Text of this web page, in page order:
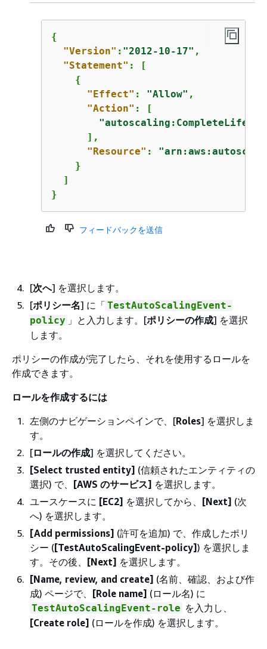
{
"Version" : "2012-10-17" ,
"Statement" : [
{
"Effect" : "Allow" ,
"Action" : [
      ],
"Resource" :
    }
  ]
}
フィードバックを送信
[次へ] を選択します。
[ポリシー名] に「 TestAutoScalingEvent-
policy 」と入力します。[ポリシーの作成] を選択
します。
ポリシーの作成が完了したら、それを使用するロールを
作成できます。
ロールを作成するには
左側のナビゲーションペインで、[Roles] を選択しま
す。
[ロールの作成] を選択してください。
[Select trusted entity] (信頼されたエンティティの
選択) で、
[AWS のサービス] を選択します。
ユースケースに [EC2] を選択してから、 [Next] (次
へ) を選択します。
[Add permissions] (許可を追加) で、作成したポリ
シー ([TestAutoScalingEvent-policy] ) を選択しま
す。その後、
[Next] を選択します。
[Name, review, and create] (名前、確認、および作
成) ページで、
[Role name] (ロール名) に
TestAutoScalingEvent-role を入力し、
[Create role] (ロールを作成) を選択します。